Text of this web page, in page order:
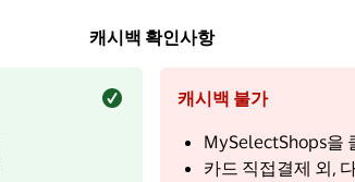
캐시백 확인사항
캐시백 불가
MySelectShops을
카드 직접결제 외,